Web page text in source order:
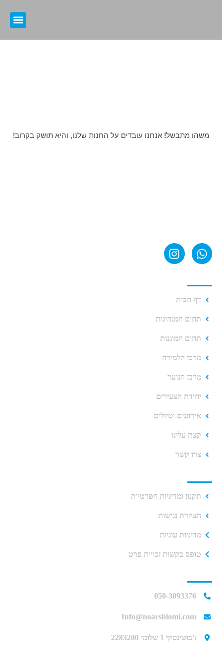
משהו מתבשל! אנחנו עובדים על החנות שלנו, והיא תושק בקרוב!
דף הבית
תחום המנהיגות
תחום המוגנות
מרכז הלמידה
מרכז הנוער
יחידת הצעירים
אירועים וטיולים
קצת עלינו
צרו קשר
תקנון ומדיניות הפרטיות
הצהרת נגישות
מדיניות עוגיות
טופס בקשות זכויות פרט
050-3093376
Info@noarshlomi.com
ז'בוטינסקי 1 שלומי 2283200